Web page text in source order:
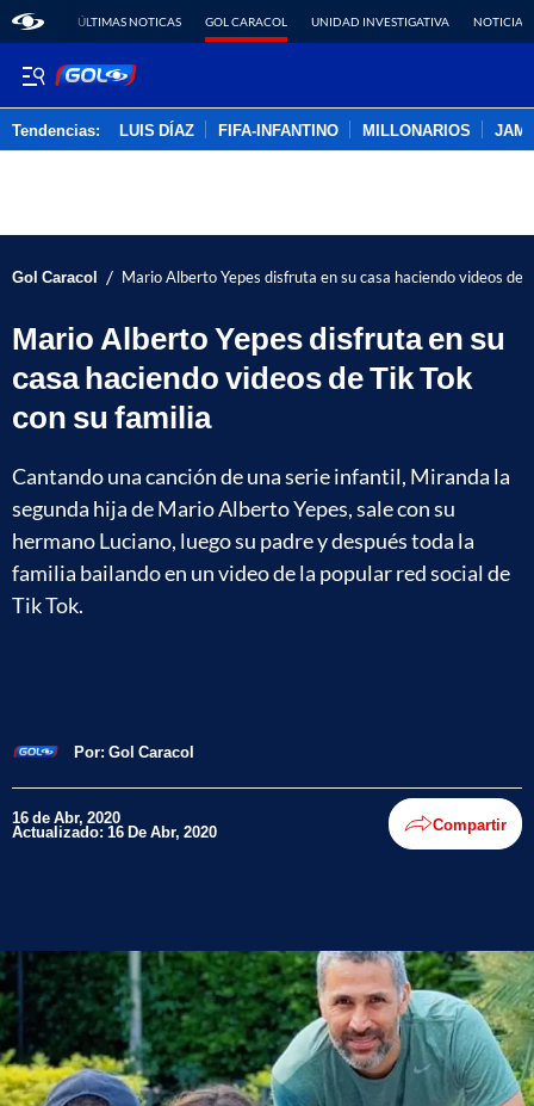
ÚLTIMAS NOTICAS GOL CARACOL UNIDAD INVESTIGATIVA NOTICIAS
Tendencias: LUIS DÍAZ FIFA-INFANTINO MILLONARIOS
Gol Caracol / Mario Alberto Yepes disfruta en su casa haciendo videos de
Mario Alberto Yepes disfruta en su
casa haciendo videos de Tik Tok
con su familia
Cantando una canción de una serie infantil, Miranda la
segunda hija de Mario Alberto Yepes, sale con su
hermano Luciano, luego su padre y después toda la
familia bailando en un video de la popular red social de
Tik Tok.
Por: Gol Caracol
16 de Abr, 2020
Actualizado: 16 De Abr, 2020 Compartir